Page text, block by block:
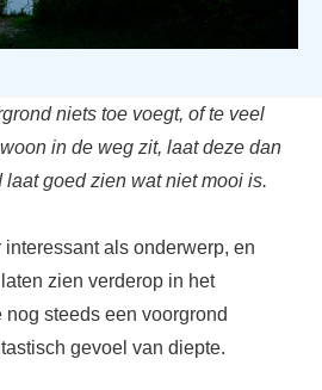
niets toe voegt, of te veel
in de weg zit, laat deze dan
goed zien wat niet mooi is.
interessant als onderwerp, en
zien verderop in het
steeds een voorgrond
gevoel van diepte.